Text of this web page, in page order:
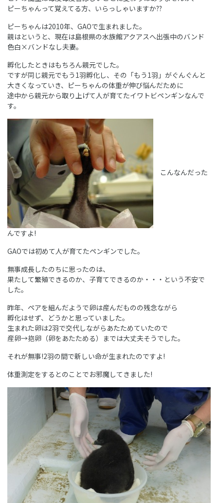
ピーちゃんって覚えてる方、いらっしゃいますか??
ピーちゃんは2010年、GAOで生まれました。
親はというと、現在は島根県の水族館アクアスへ出張中のバンド
色白×バンドなし夫妻。
孵化したときはもちろん親元でした。
ですが同じ親元でもう1羽孵化し、その「もう1羽」がぐんぐんと
大きくなっていき、ピーちゃんの体重が伸び悩んだために
途中から親元から取り上げて人が育てたイワトビペンギンなんで
す。
こんなんだった
んですよ!
GAOでは初めて人が育てたペンギンでした。
無事成長したのちに思ったのは、
果たして繁殖できるのか、子育てできるのか・・・という不安で
した。
昨年、ペアを組んだようで卵は産んだものの残念ながら
孵化はせず、どうかと思っていました。
生まれた卵は2羽で交代しながらあたためていたので
産卵→抱卵（卵をあたためる）までは大丈夫そうでした。
それが無事!2羽の間で新しい命が生まれたのですよ!
体重測定をするとのことでお邪魔してきました!